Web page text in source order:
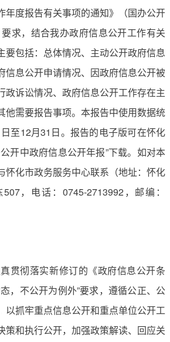
年度报告有关事项的通知》（国办公开
求，结合我办政府信息公开工作有关
要包括：总体情况、主动公开政府信息
信息公开申请情况、因政府信息公开被
政诉讼情况、政府信息公开工作存在主
他需要报告事项。本报告中使用数据统
至12月31日。报告的电子版可在怀化
开中政府信息公开年报”下载。如对本
怀化市政务服务中心联系（地址：怀化
，电话：0745-2713992，邮编：
贯彻落实新修订的《政府信息公开条
，不公开为例外”要求，遵循公正、公
以抓牢重点信息公开和重点单位公开工
策和执行公开，加强政策解读、回应关